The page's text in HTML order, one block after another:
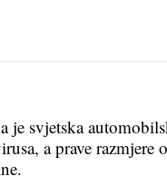
je svjetska
a prave razmjere